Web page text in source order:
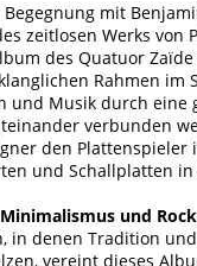
mit
zeitlosen Werks von
des Quatuor Zaïde
Rahmen im
und Musik durch eine
verbunden
den Plattenspieler
und Schallplatten
und
in denen Tradition
vereint dieses